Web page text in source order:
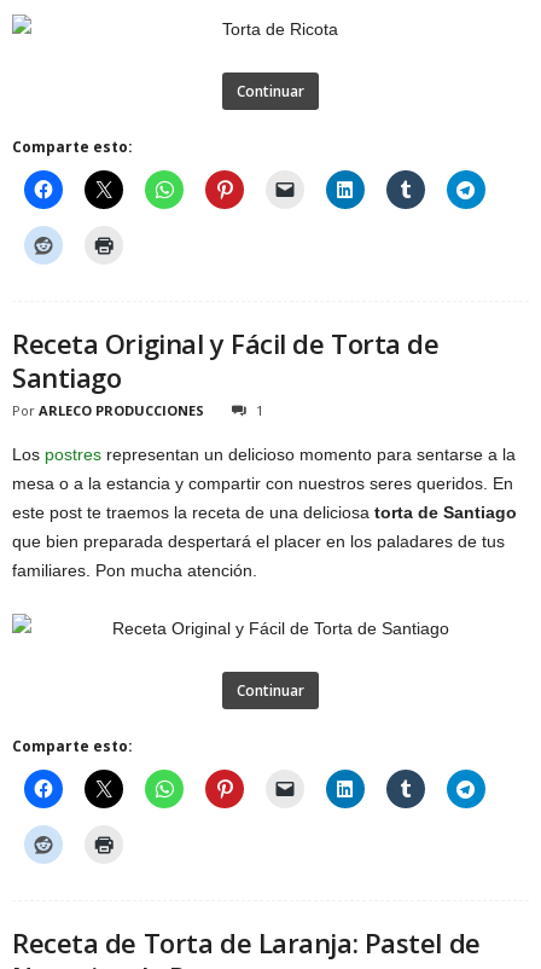
Continuar
Comparte esto:
Receta Original y Fácil de Torta de
Santiago
Por ARLECO PRODUCCIONES 1
Los postres representan un delicioso momento para sentarse a la
mesa o a la estancia y compartir con nuestros seres queridos. En
este post te traemos la receta de una deliciosa torta de Santiago
que bien preparada despertará el placer en los paladares de tus
familiares. Pon mucha atención.
Continuar
Comparte esto:
Receta de Torta de Laranja: Pastel de